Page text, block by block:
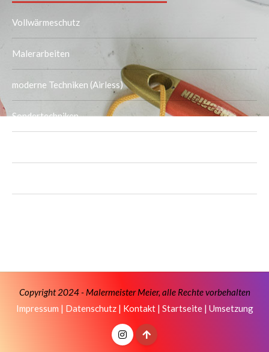
Vollwärmeschutz
Malerarbeiten
moderne Techniken (Airless)
Sondertechniken
Copyright 2024 - Malermeister Meier, alle Rechte vorbehalten
Impressum | Datenschutz| Kontakt| Startseite| Umsetzung